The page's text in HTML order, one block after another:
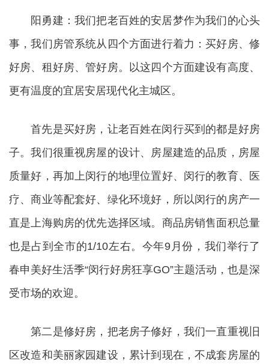
阳勇建：我们把老百姓的安居梦作为我们的心头
事，我们房管系统从四个方面进行着力：买好房、修
好房、租好房、管好房。以这四个方面建设有高度、
更有温度的宜居安居现代化主城区。
首先是买好房，让老百姓在闵行买到的都是好房
子。我们很重视房屋的设计、房屋建造的品质，房屋
质量好，再加上闵行的地理位置好、闵行的教育、医
疗、商业等配套好、绿化环境好，所以闵行的房产一
直是上海购房的优先选择区域。商品房销售面积总量
也是占到全市的1/10左右。今年9月份，我们举行了
春申美好生活季“闵行好房狂享GO”主题活动，也是深
受市场的欢迎。
第二是修好房，把老房子修好，我们一直重视旧
区改造和美丽家园建设，累计到现在，不成套房屋的